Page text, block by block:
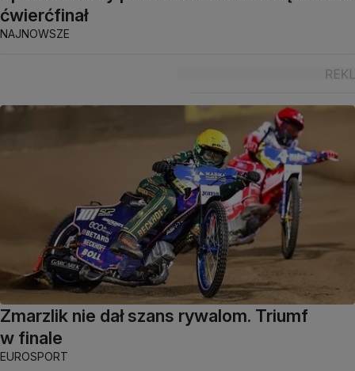
ćwierćfinał
NAJNOWSZE
Zmarzlik nie dał szans rywalom. Triumf
w finale
EUROSPORT